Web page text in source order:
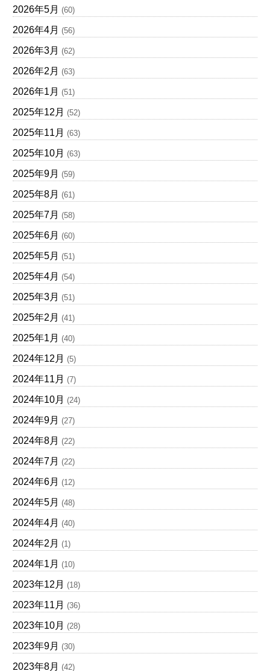
2026年5月 (60)
2026年4月 (56)
2026年3月 (62)
2026年2月 (63)
2026年1月 (51)
2025年12月 (52)
2025年11月 (63)
2025年10月 (63)
2025年9月 (59)
2025年8月 (61)
2025年7月 (58)
2025年6月 (60)
2025年5月 (51)
2025年4月 (54)
2025年3月 (51)
2025年2月 (41)
2025年1月 (40)
2024年12月 (5)
2024年11月 (7)
2024年10月 (24)
2024年9月 (27)
2024年8月 (22)
2024年7月 (22)
2024年6月 (12)
2024年5月 (48)
2024年4月 (40)
2024年2月 (1)
2024年1月 (10)
2023年12月 (18)
2023年11月 (36)
2023年10月 (28)
2023年9月 (30)
2023年8月 (42)